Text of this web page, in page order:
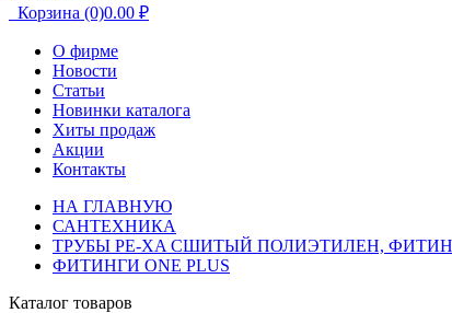
Корзина (0)0.00 ₽
О фирме
Новости
Статьи
Новинки каталога
Хиты продаж
Акции
Контакты
НА ГЛАВНУЮ
САНТЕХНИКА
ТРУБЫ PE-XA СШИТЫЙ ПОЛИЭТИЛЕН,
ФИТИНГИ ONE PLUS
Каталог товаров